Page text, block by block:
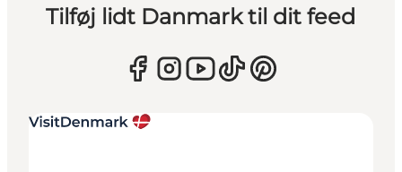
Tilføj lidt Danmark til dit feed